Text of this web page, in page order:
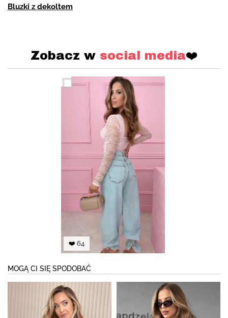
Bluzki z dekoltem
Zobacz w social media❤️
❤️ 64
MOGĄ CI SIĘ SPODOBAĆ